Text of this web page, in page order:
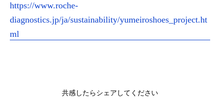
https://www.roche-
diagnostics.jp/ja/sustainability/yumeiroshoes_project.ht
ml
共感したらシェアしてください